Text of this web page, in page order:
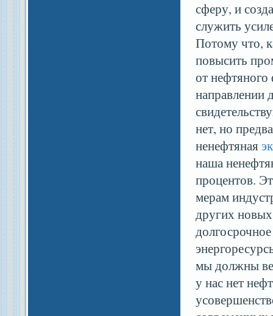
сферу, и
служить
Потому что,
повысить
от нефтяного
направлении
нет, но
ненефтяная
наша
процентов.
мерам
других
мы должны
у нас нет